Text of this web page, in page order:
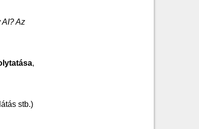
Az
,
stb.)